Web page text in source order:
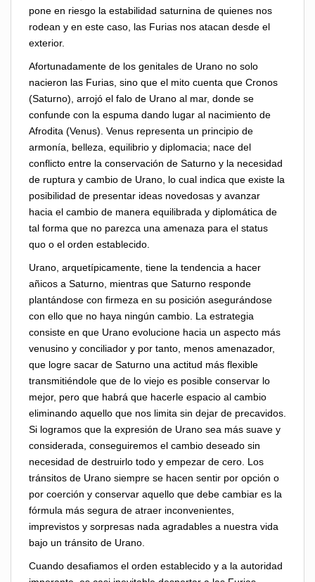
pone en riesgo la estabilidad saturnina de quienes nos
rodean y en este caso, las Furias nos atacan desde el
exterior.
Afortunadamente de los genitales de Urano no solo
nacieron las Furias, sino que el mito cuenta que Cronos
(Saturno), arrojó el falo de Urano al mar, donde se
confunde con la espuma dando lugar al nacimiento de
Afrodita (Venus). Venus representa un principio de
armonía, belleza, equilibrio y diplomacia; nace del
conflicto entre la conservación de Saturno y la necesidad
de ruptura y cambio de Urano, lo cual indica que existe la
posibilidad de presentar ideas novedosas y avanzar
hacia el cambio de manera equilibrada y diplomática de
tal forma que no parezca una amenaza para el status
quo o el orden establecido.
Urano, arquetípicamente, tiene la tendencia a hacer
añicos a Saturno, mientras que Saturno responde
plantándose con firmeza en su posición asegurándose
con ello que no haya ningún cambio. La estrategia
consiste en que Urano evolucione hacia un aspecto más
venusino y conciliador y por tanto, menos amenazador,
que logre sacar de Saturno una actitud más flexible
transmitiéndole que de lo viejo es posible conservar lo
mejor, pero que habrá que hacerle espacio al cambio
eliminando aquello que nos limita sin dejar de precavidos.
Si logramos que la expresión de Urano sea más suave y
considerada, conseguiremos el cambio deseado sin
necesidad de destruirlo todo y empezar de cero. Los
tránsitos de Urano siempre se hacen sentir por opción o
por coerción y conservar aquello que debe cambiar es la
fórmula más segura de atraer inconvenientes,
imprevistos y sorpresas nada agradables a nuestra vida
bajo un tránsito de Urano.
Cuando desafiamos el orden establecido y a la autoridad